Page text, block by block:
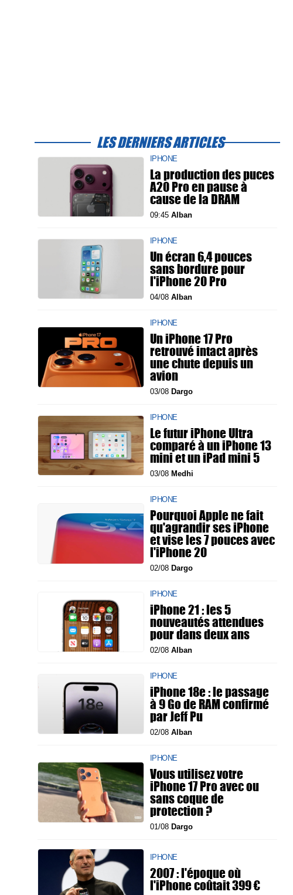
LES DERNIERS ARTICLES
IPHONE
La production des puces
A20 Pro en pause à
cause de la DRAM
09:45 Alban
IPHONE
Un écran 6,4 pouces
sans bordure pour
l'iPhone 20 Pro
04/08 Alban
IPHONE
Un iPhone 17 Pro
retrouvé intact après
une chute depuis un
avion
03/08 Dargo
IPHONE
Le futur iPhone Ultra
comparé à un iPhone 13
mini et un iPad mini 5
03/08 Medhi
IPHONE
Pourquoi Apple ne fait
qu'agrandir ses iPhone
et vise les 7 pouces avec
l'iPhone 20
02/08 Dargo
IPHONE
iPhone 21 : les 5
nouveautés attendues
pour dans deux ans
02/08 Alban
IPHONE
iPhone 18e : le passage
à 9 Go de RAM confirmé
par Jeff Pu
02/08 Alban
IPHONE
Vous utilisez votre
iPhone 17 Pro avec ou
sans coque de
protection ?
01/08 Dargo
IPHONE
2007 : l'époque où
l'iPhone coûtait 399 €